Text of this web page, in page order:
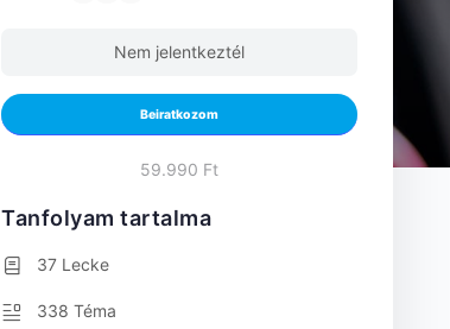
Nem jelentkeztél
Beiratkozom
59.990 Ft
Tanfolyam tartalma
37 Lecke
338 Téma